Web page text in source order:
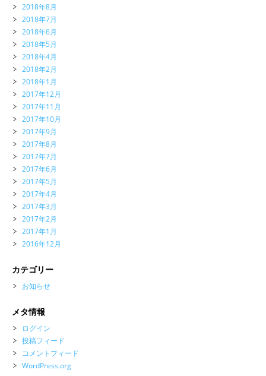
2018年8月
2018年7月
2018年6月
2018年5月
2018年4月
2018年2月
2018年1月
2017年12月
2017年11月
2017年10月
2017年9月
2017年8月
2017年7月
2017年6月
2017年5月
2017年4月
2017年3月
2017年2月
2017年1月
2016年12月
カテゴリー
お知らせ
メタ情報
ログイン
投稿フィード
コメントフィード
WordPress.org